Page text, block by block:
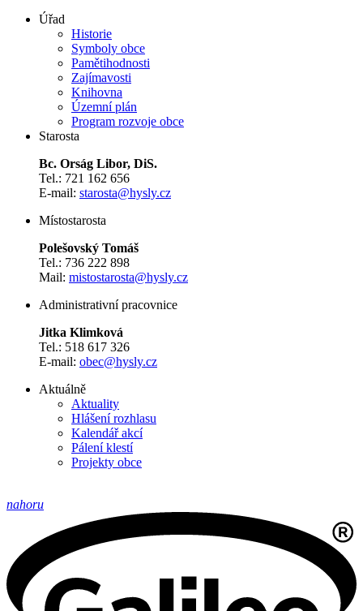
Úřad
Historie
Symboly obce
Pamětihodnosti
Zajímavosti
Knihovna
Územní plán
Program rozvoje obce
Starosta
Bc. Orság Libor, DiS.
Tel.: 721 162 656
E-mail: starosta@hysly.cz
​​​​​​​Místostarosta
Polešovský Tomáš
Tel.: 736 222 898
Mail: mistostarosta@hysly.cz
Administrativní pracovnice
Jitka Klimková
Tel.: 518 617 326
E-mail: obec@hysly.cz
Aktuálně
Aktuality
Hlášení rozhlasu
Kalendář akcí
Pálení klestí
Projekty obce
nahoru